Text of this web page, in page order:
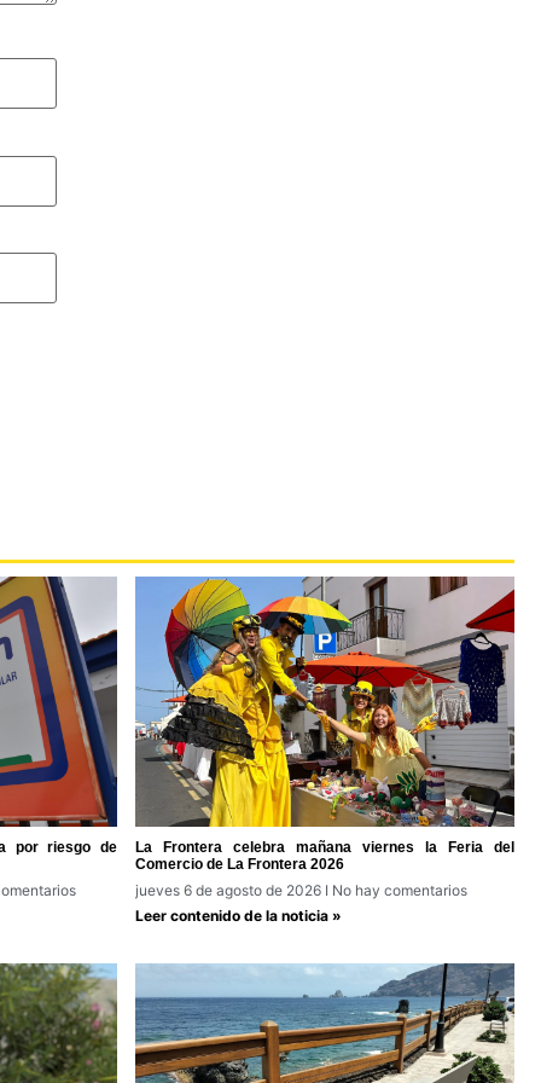
por riesgo de
La Frontera celebra mañana viernes la Feria del
Comercio de La Frontera 2026
jueves 6 de agosto de 2026
No hay comentarios
Leer contenido de la noticia »